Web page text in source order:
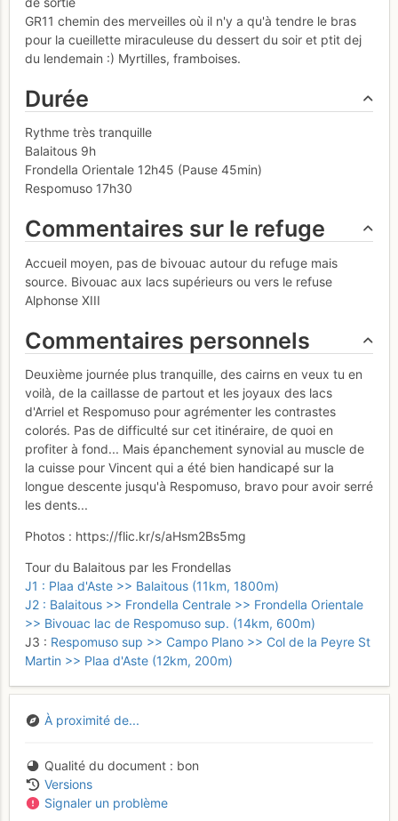
GR11 chemin des merveilles où il n'y a qu'à tendre le bras
pour la cueillette miraculeuse du dessert du soir et ptit dej
du lendemain :) Myrtilles, framboises.
Durée
Rythme très tranquille
Balaitous 9h
Frondella Orientale 12h45 (Pause 45min)
Respomuso 17h30
Commentaires sur le refuge
Accueil moyen, pas de bivouac autour du refuge mais
source. Bivouac aux lacs supérieurs ou vers le refuse
Alphonse XIII
Commentaires personnels
Deuxième journée plus tranquille, des cairns en veux tu en
voilà, de la caillasse de partout et les joyaux des lacs
d'Arriel et Respomuso pour agrémenter les contrastes
colorés. Pas de difficulté sur cet itinéraire, de quoi en
profiter à fond... Mais épanchement synovial au muscle de
la cuisse pour Vincent qui a été bien handicapé sur la
longue descente jusqu'à Respomuso, bravo pour avoir serré
les dents...
Photos : https://flic.kr/s/aHsm2Bs5mg
Tour du Balaitous par les Frondellas
J1 : Plaa d'Aste >> Balaitous (11km, 1800m)
J2 : Balaitous >> Frondella Centrale >> Frondella Orientale
>> Bivouac lac de Respomuso sup. (14km, 600m)
J3 : Respomuso sup >> Campo Plano >> Col de la Peyre St
Martin >> Plaa d'Aste (12km, 200m)
À proximité de...
Qualité du document
bon
Versions
Signaler un problème